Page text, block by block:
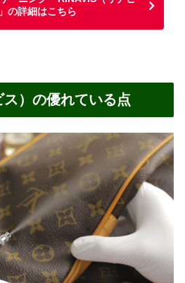
の詳細はこちら
）の優れている点